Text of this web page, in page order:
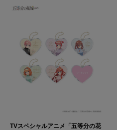
TVスペシャルアニメ「五等分の花